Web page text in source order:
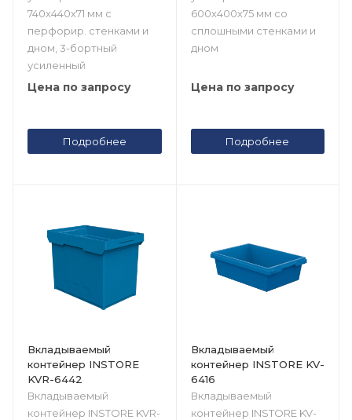
740х440х71 мм с
перфорир. стенками и
дном, 3-бортный
усиленный
Цена по запросу
Подробнее
600х400х75 мм со
сплошными стенками и
дном
Цена по запросу
Подробнее
Вкладываемый
контейнер INSTORE
KVR-6442
Вкладываемый
контейнер INSTORE KVR-
Вкладываемый
контейнер INSTORE KV-
6416
Вкладываемый
контейнер INSTORE KV-